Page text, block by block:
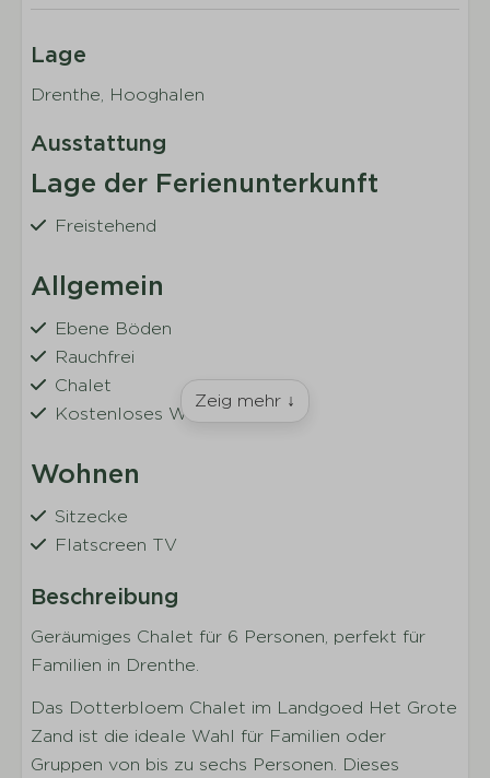
Lage
Drenthe, Hooghalen
Ausstattung
Lage der Ferienunterkunft
Freistehend
Allgemein
Ebene Böden
Rauchfrei
Chalet
Kostenloses WLAN
Wohnen
Sitzecke
Flatscreen TV
Küche
Vollständig ausgestattete Küche
Küchengeräte
Geschirr
Besteck
Zeig mehr ↓
Beschreibung
Geräumiges Chalet für 6 Personen, perfekt für
Familien in Drenthe.
Das Dotterbloem Chalet im Landgoed Het Grote
Zand ist die ideale Wahl für Familien oder
Gruppen von bis zu sechs Personen. Dieses